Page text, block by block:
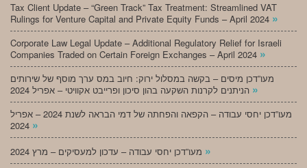
Tax Client Update – “Green Track” Tax Treatment: Streamlined VAT
Rulings for Venture Capital and Private Equity Funds – April 2024 »
Corporate Law Legal Update – Additional Regulatory Relief for Israeli
Companies Traded on Certain Foreign Exchanges – April 2024 »
מעו”דכן מיסים – בקשה במסלול ירוק: חיוב במס ערך מוסף של שירותים
»
מעו”דכן יחסי עבודה – הקפאה והפחתה של דמי הבראה לשנת 2024 – אפריל
»
»